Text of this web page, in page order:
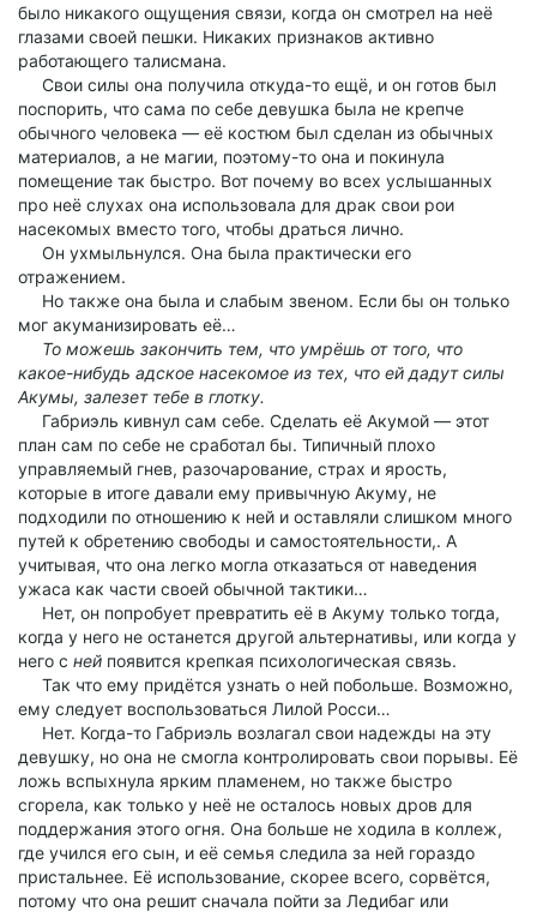
было никакого ощущения связи, когда он смотрел на неё
глазами своей пешки. Никаких признаков активно
работающего талисмана.
Свои силы она получила откуда-то ещё, и он готов был
поспорить, что сама по себе девушка была не крепче
обычного человека — её костюм был сделан из обычных
материалов, а не магии, поэтому-то она и покинула
помещение так быстро. Вот почему во всех услышанных
про неё слухах она использовала для драк свои рои
насекомых вместо того, чтобы драться лично.
Он ухмыльнулся. Она была практически его
отражением.
Но также она была и слабым звеном. Если бы он только
мог акуманизировать её…
То можешь закончить тем, что умрёшь от того, что
какое-нибудь адское насекомое из тех, что ей дадут силы
Акумы, залезет тебе в глотку.
Габриэль кивнул сам себе. Сделать её Акумой — этот
план сам по себе не сработал бы. Типичный плохо
управляемый гнев, разочарование, страх и ярость,
которые в итоге давали ему привычную Акуму, не
подходили по отношению к ней и оставляли слишком много
путей к обретению свободы и самостоятельности,. А
учитывая, что она легко могла отказаться от наведения
ужаса как части своей обычной тактики…
Нет, он попробует превратить её в Акуму только тогда,
когда у него не останется другой альтернативы, или когда у
него с ней появится крепкая психологическая связь.
Так что ему придётся узнать о ней побольше. Возможно,
ему следует воспользоваться Лилой Росси…
Нет. Когда-то Габриэль возлагал свои надежды на эту
девушку, но она не смогла контролировать свои порывы. Её
ложь вспыхнула ярким пламенем, но также быстро
сгорела, как только у неё не осталось новых дров для
поддержания этого огня. Она больше не ходила в коллеж,
где учился его сын, и её семья следила за ней гораздо
пристальнее. Её использование, скорее всего, сорвётся,
потому что она решит сначала пойти за Ледибаг или